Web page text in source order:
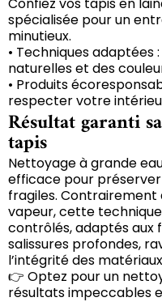
spécialisée pour un
minutieux.
• Techniques adaptées
naturelles et des
• Produits
respecter votre
Résultat garanti
tapis
Nettoyage à grande
efficace pour
fragiles. Contrairement
vapeur, cette technique
contrôlés, adaptés aux
salissures profondes,
l’intégrité des
👉 Optez pour un
résultats impeccables